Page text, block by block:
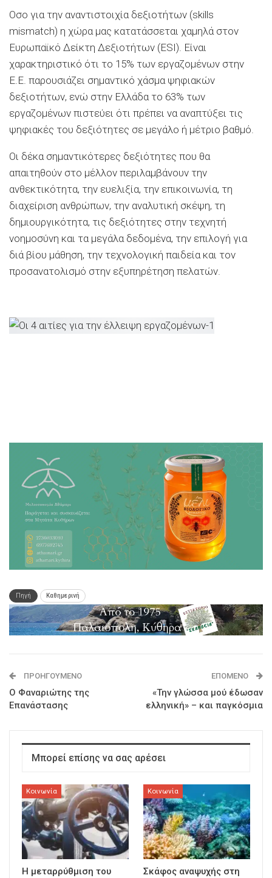
Οσο για την αναντιστοιχία δεξιοτήτων (skills
mismatch) η χώρα μας κατατάσσεται χαμηλά στον
Ευρωπαϊκό Δείκτη Δεξιοτήτων (ESI). Είναι
χαρακτηριστικό ότι το 15% των εργαζομένων στην
Ε.Ε. παρουσιάζει σημαντικό χάσμα ψηφιακών
δεξιοτήτων, ενώ στην Ελλάδα το 63% των
εργαζομένων πιστεύει ότι πρέπει να αναπτύξει τις
ψηφιακές του δεξιότητες σε μεγάλο ή μέτριο βαθμό.
Οι δέκα σημαντικότερες δεξιότητες που θα
απαιτηθούν στο μέλλον περιλαμβάνουν την
ανθεκτικότητα, την ευελιξία, την επικοινωνία, τη
διαχείριση ανθρώπων, την αναλυτική σκέψη, τη
δημιουργικότητα, τις δεξιότητες στην τεχνητή
νοημοσύνη και τα μεγάλα δεδομένα, την επιλογή για
διά βίου μάθηση, την τεχνολογική παιδεία και τον
προσανατολισμό στην εξυπηρέτηση πελατών.
Πηγή Καθημερινή
ΠΡΟΗΓΟΎΜΕΝΟ
Ο Φαναριώτης της
Επανάστασης
ΕΠΌΜΕΝΟ
«Την γλώσσα μού έδωσαν
ελληνική» – και παγκόσμια
Μπορεί επίσης να σας αρέσει
Κοινωνία
Η μεταρρύθμιση του
Κοινωνία
Σκάφος αναψυχής στη